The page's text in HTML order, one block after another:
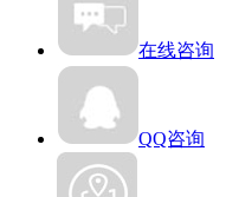
在线咨询
QQ咨询